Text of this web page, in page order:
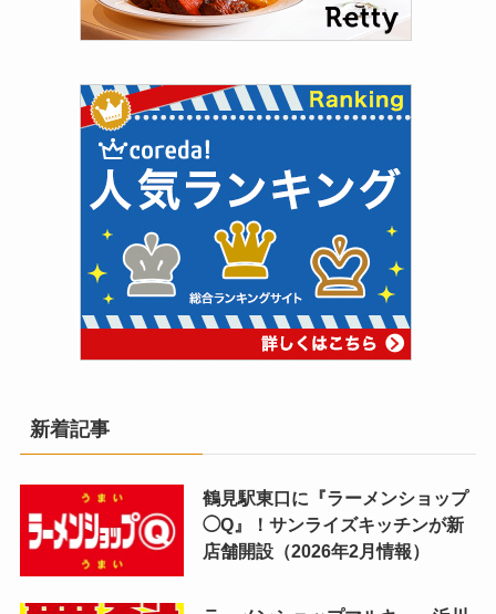
新着記事
鶴見駅東口に『ラーメンショップ
◯Q』！サンライズキッチンが新
店舗開設（2026年2月情報）